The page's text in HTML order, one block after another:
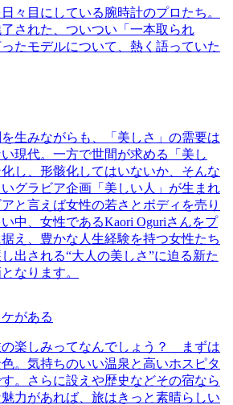
々目にしている腕時計のプロたち。
された、ついつい「一本取られ
たモデルについて、熱く語っていた
生みながらも、「美しさ」の需要は
現代。一方で世間が求める「美し
し、形骸化してはいないか、そんな
グラビア企画「美しい人」が生まれ
と言えば女性の若さとボディを売り
中、女性であるKaori Oguriさんをプ
え、豊かな人生経験を持つ女性たち
出される“大人の美しさ”に迫る新た
なります。
がある
楽しみってなんでしょう？ まずは
。気持ちのいい温泉と高いホスピタ
。さらに設えや歴史などその宿なら
力があれば、旅はきっと素晴らしい